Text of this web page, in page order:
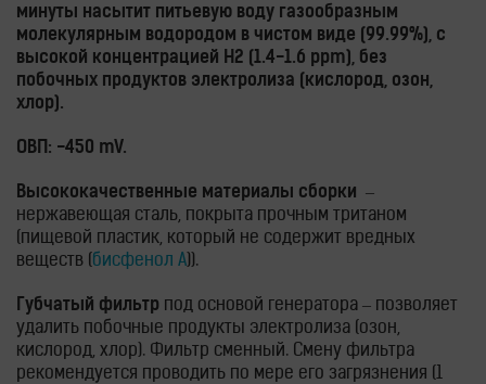
минуты насытит питьевую воду газообразным
молекулярным водородом в чистом виде (99.99%), с
высокой концентрацией Н2 (1.4-1.6 ppm), без
побочных продуктов электролиза (кислород, озон,
хлор).
ОВП: -450 mV.
Высококачественные материалы сборки
–
нержавеющая сталь, покрыта прочным тританом
(пищевой пластик, который не содержит вредных
веществ ( бисфенол А )).
Губчатый фильтр под основой генератора – позволяет
удалить побочные продукты электролиза (озон,
кислород, хлор). Фильтр сменный. Смену фильтра
рекомендуется проводить по мере его загрязнения (1